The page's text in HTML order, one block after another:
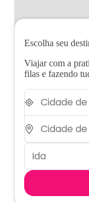
Escolha seu
Viajar com a
filas e fazendo